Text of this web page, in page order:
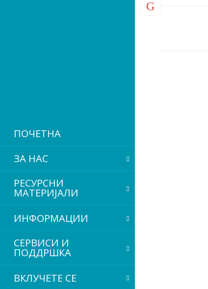
ПОЧЕТНА
ЗА НАС
РЕСУРСНИ
МАТЕРИЈАЛИ
ИНФОРМАЦИИ
СЕРВИСИ И
ПОДДРШКА
ВКЛУЧЕТЕ СЕ